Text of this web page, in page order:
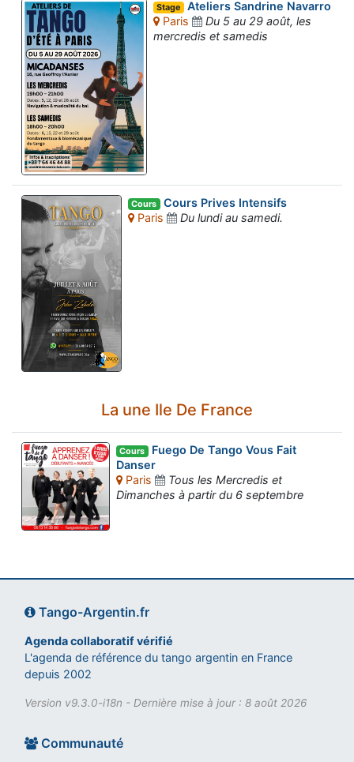
Stage Ateliers Sandrine Navarro
Paris
Du 5 au 29 août, les
mercredis et samedis
Cours Cours Prives Intensifs
Paris
Du lundi au samedi.
La une Ile De France
Cours Fuego De Tango Vous Fait
Danser
Paris
Tous les Mercredis et
Dimanches à partir du 6 septembre
Tango-Argentin.fr
Agenda collaboratif vérifié
L'agenda de référence du tango argentin en France
depuis 2002
Version v9.3.0-i18n - Dernière mise à jour : 8 août 2026
Communauté